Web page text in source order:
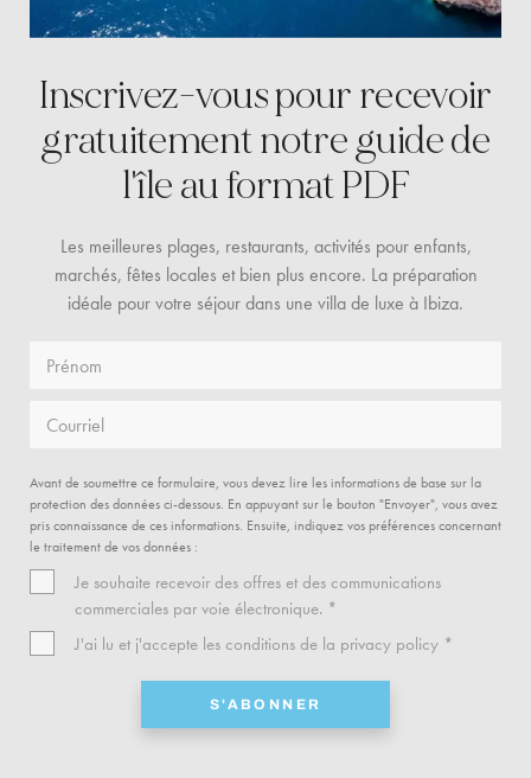
Inscrivez-vous pour recevoir
gratuitementnotre guide de
l'île au format PDF
Les meilleures plages, restaurants, activités pour enfants,
marchés, fêtes locales et bien plus encore. La préparation
idéale pour votre séjour dans une villa de luxe à Ibiza.
Prénom
Courriel
Avant de soumettre ce formulaire, vous devez lire les informations de base sur la
protection des données ci-dessous. En appuyant sur le bouton "Envoyer", vous avez
pris connaissance de ces informations. Ensuite, indiquez vos préférences concernant
le traitement de vos données :
Je souhaite recevoir des offres et des communications
commerciales par voie électronique. *
J'ai lu et j'accepte les conditions de la privacy policy*
S'ABONNER